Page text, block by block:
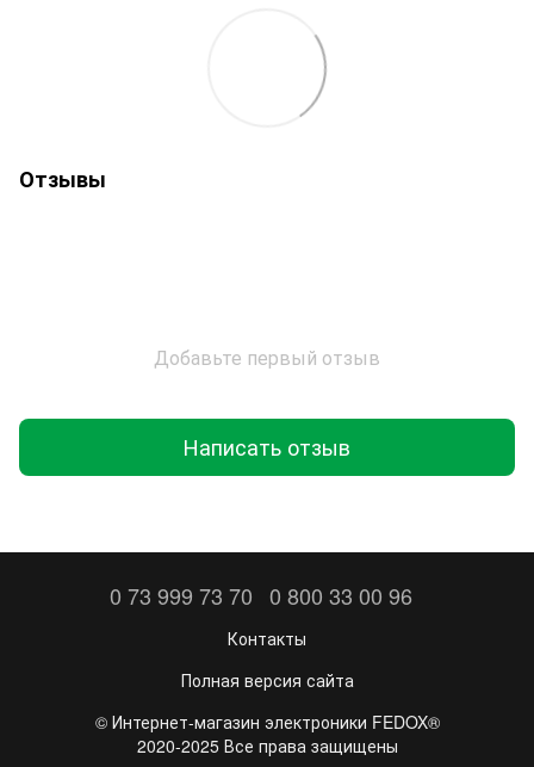
Отзывы
Добавьте первый отзыв
Написать отзыв
0 73 999 73 70 0 800 33 00 96
Контакты
Полная версия сайта
©️ Интернет-магазин электроники FEDOX®
2020-2025 Все права защищены